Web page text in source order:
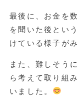
最後に、お金を
を聞いた後とい
けている様子が
また、難しそう
ら考えて取り組
いました。